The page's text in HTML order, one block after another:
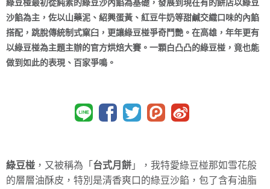
綠豆椪最初從純素的綠豆沙內餡為基礎，發展到現在有的餅店以綠豆
沙餡為主，佐以山藥泥、紹興蛋黃、紅豆牛奶等甜鹹交織口味的內餡
搭配，跳脫傳統制式窠臼，更讓綠豆椪爭奇鬥艷。在高雄，年年更有
以綠豆椪為主題主辦的官方烘焙大賽。一顆白凸凸的綠豆椪，竟也能
做到如此的表現、百家爭鳴。
綠豆椪 ，又被稱為「 台式月餅 」，我特愛綠豆椪那如雪花般
的層層油酥皮，特別是清香爽口的綠豆沙餡，包了含有油脂